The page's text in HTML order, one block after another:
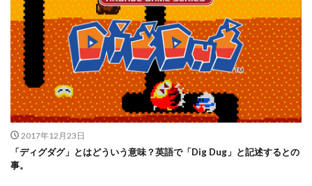
2017年12月23日
「ディグダグ」とはどういう意味？英語で「Dig Dug」と記述するとの
事。